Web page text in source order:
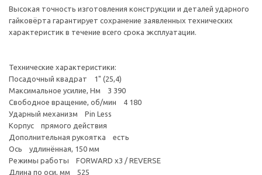
Высокая точность изготовления конструкции и деталей ударного
гайковёрта гарантирует сохранение заявленных технических
характеристик в течение всего срока эксплуатации.
Технические характеристики:
Посадочный квадрат 1" (25,4)
Максимальное усилие, Нм 3 390
Свободное вращение, об/мин 4 180
Ударный механизм Pin Less
Корпус прямого действия
Дополнительная рукоятка есть
Ось удлинённая, 150 мм
Режимы работы FORWARD x3 / REVERSE
Длина по оси, мм 525